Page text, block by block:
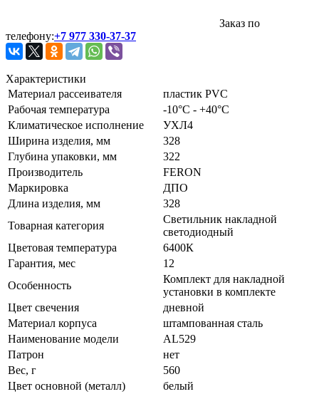
Заказ по
телефону:+7 977 330-37-37
Характеристики
Материал рассеивателя
пластик PVC
Рабочая температура
-10°C - +40°C
Климатическое исполнение
УХЛ4
Ширина изделия, мм
328
Глубина упаковки, мм
322
Производитель
FERON
Маркировка
ДПО
Длина изделия, мм
328
Товарная категория
Светильник накладной
светодиодный
Цветовая температура
6400К
Гарантия, мес
12
Особенность
Комплект для накладной
установки в комплекте
Цвет свечения
дневной
Материал корпуса
штампованная сталь
Наименование модели
AL529
Патрон
нет
Вес, г
560
Цвет основной (металл)
белый